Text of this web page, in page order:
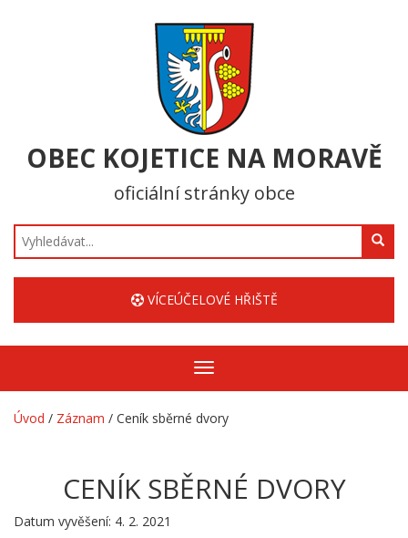
OBEC KOJETICE NA MORAVĚ
oficiální stránky obce
Hledat
VÍCEÚČELOVÉ HŘIŠTĚ
Zobrazit/skrýt
navigaci
Úvod / Záznam / Ceník sběrné dvory
CENÍK SBĚRNÉ DVORY
Datum vyvěšení: 4. 2. 2021